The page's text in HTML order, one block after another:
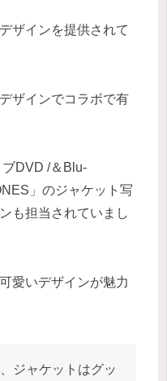
ザインを提供されて
ザインでコラボで有
DVD /＆Blu-
」のジャケット写
も担当されていまし
愛いデザインが魅力
ジャケットはグッ